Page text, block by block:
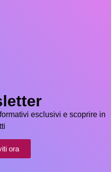
esclusivi e scoprire in
ora